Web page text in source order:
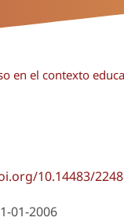
en el contexto
10.14483/
01-2006